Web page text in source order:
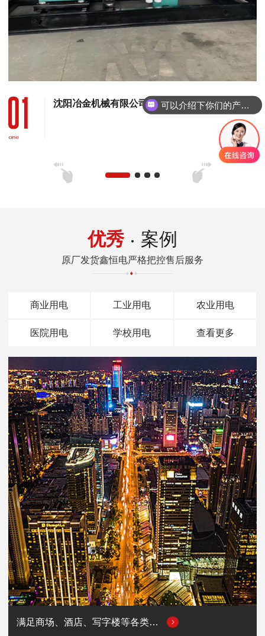
沈阳冶金机械有限公司 120KW康明斯发电机组
优秀 案例
原厂发货鑫恒电严格把控售后服务
商业用电 工业用电 农业用电
医院用电 学校用电 查看更多
满足商场、酒店、写字楼等各类商业场所的用电需求
可以介绍下你们的产品么
你们是怎么收费的呢